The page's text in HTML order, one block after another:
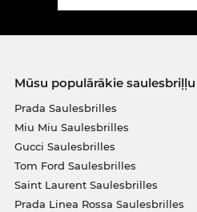
Mūsu populārākie
Prada Saulesbrilles
Miu Miu Saulesbrilles
Gucci Saulesbrilles
Tom Ford Saulesbrilles
Saint Laurent Saulesbrilles
Prada Linea Rossa Saulesbrilles